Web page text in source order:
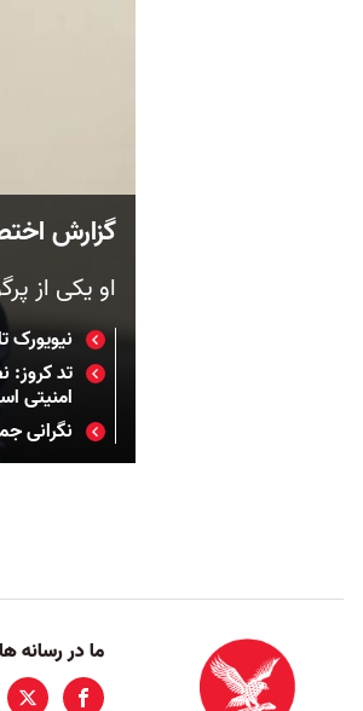
گزارش
او یکی از
نیویورک
تد
امنیتی
نگرانی
ما در رسانه